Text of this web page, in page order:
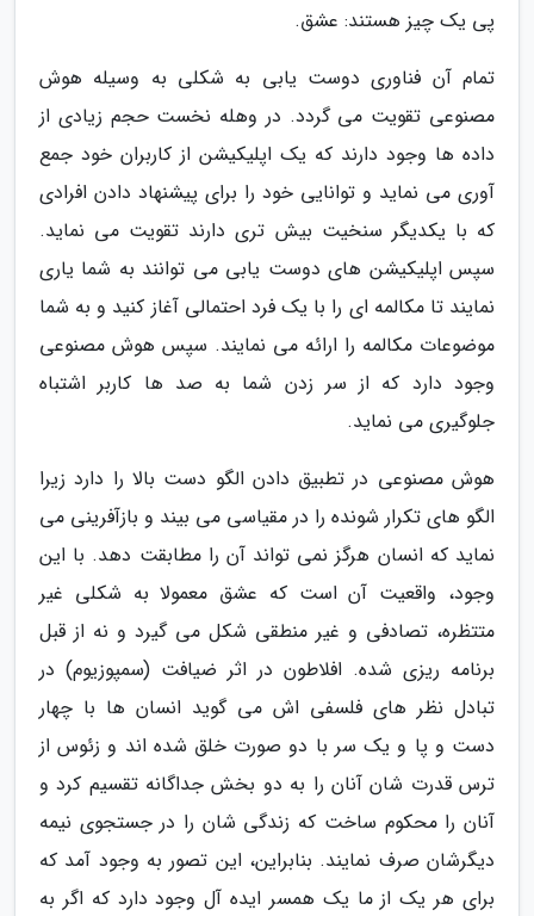
پی یک چیز هستند: عشق.
تمام آن فناوری دوست یابی به شکلی به وسیله هوش
مصنوعی تقویت می گردد. در وهله نخست حجم زیادی از
داده ها وجود دارند که یک اپلیکیشن از کاربران خود جمع
آوری می نماید و توانایی خود را برای پیشنهاد دادن افرادی
که با یکدیگر سنخیت بیش تری دارند تقویت می نماید.
سپس اپلیکیشن های دوست یابی می توانند به شما یاری
نمایند تا مکالمه ای را با یک فرد احتمالی آغاز کنید و به شما
موضوعات مکالمه را ارائه می نمایند. سپس هوش مصنوعی
وجود دارد که از سر زدن شما به صد ها کاربر اشتباه
جلوگیری می نماید.
هوش مصنوعی در تطبیق دادن الگو دست بالا را دارد زیرا
الگو های تکرار شونده را در مقیاسی می بیند و بازآفرینی می
نماید که انسان هرگز نمی تواند آن را مطابقت دهد. با این
وجود، واقعیت آن است که عشق معمولا به شکلی غیر
متتظره، تصادفی و غیر منطقی شکل می گیرد و نه از قبل
برنامه ریزی شده. افلاطون در اثر ضیافت (سمپوزیوم) در
تبادل نظر های فلسفی اش می گوید انسان ها با چهار
دست و پا و یک سر با دو صورت خلق شده اند و زئوس از
ترس قدرت شان آنان را به دو بخش جداگانه تقسیم کرد و
آنان را محکوم ساخت که زندگی شان را در جستجوی نیمه
دیگرشان صرف نمایند. بنابراین، این تصور به وجود آمد که
برای هر یک از ما یک همسر ایده آل وجود دارد که اگر به